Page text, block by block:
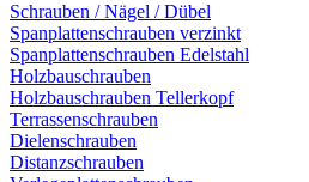
Schrauben / Nägel / Dübel
Spanplattenschrauben verzinkt
Spanplattenschrauben Edelstahl
Holzbauschrauben
Holzbauschrauben Tellerkopf
Terrassenschrauben
Dielenschrauben
Distanzschrauben